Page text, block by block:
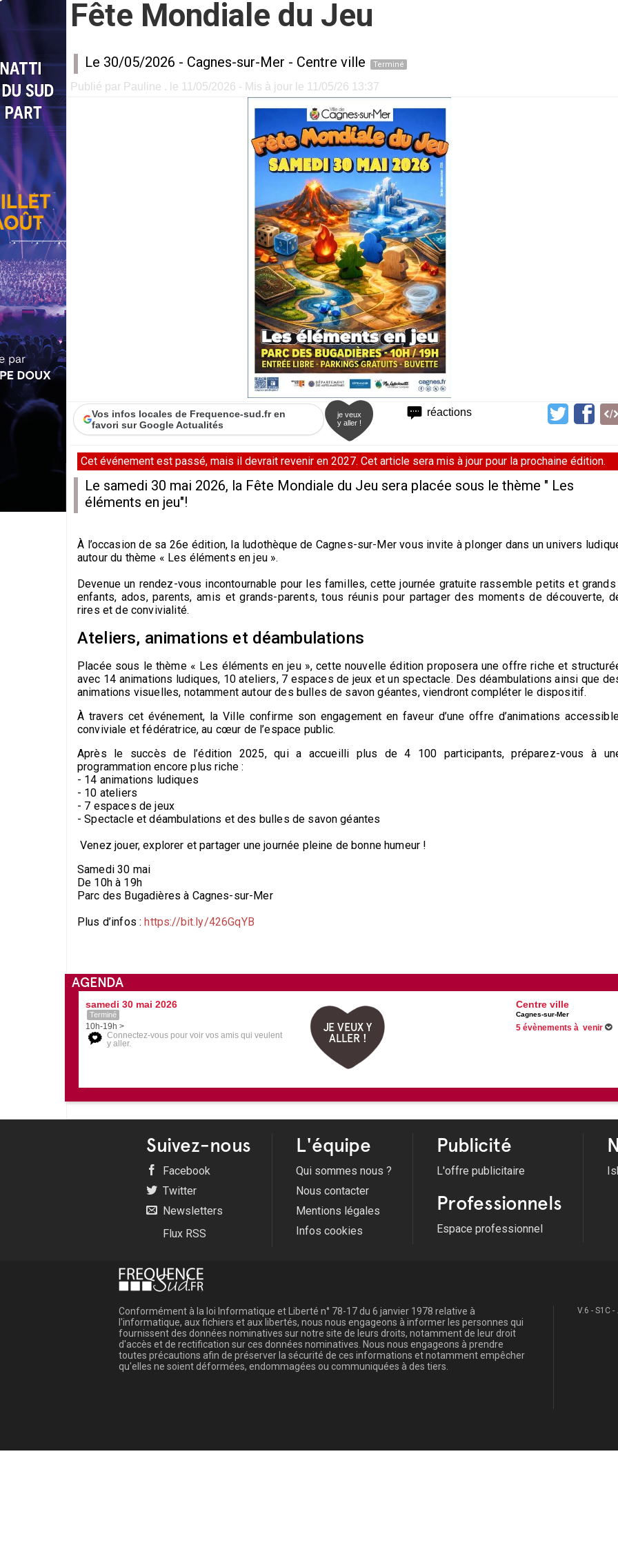
Fête Mondiale du Jeu
Le 30/05/2026 - Cagnes-sur-Mer - Centre ville Terminé
Publié par Pauline . le 11/05/2026 - Mis à jour le 11/05/26 13:37
réactions
Vos infos locales de Frequence-sud.fr en
favori sur Google Actualités
je veux
y aller !
Cet événement est passé, mais il devrait revenir en 2027. Cet article sera mis à jour pour la prochaine édition.
Le samedi 30 mai 2026, la Fête Mondiale du Jeu sera placée sous le thème " Les
éléments en jeu"!
À l’occasion de sa 26e édition, la ludothèque de Cagnes-sur-Mer vous invite à plonger dans un univers
autour du thème « Les éléments en jeu ».
Devenue un rendez-vous incontournable pour les familles, cette journée gratuite rassemble petits et grands
enfants, ados, parents, amis et grands-parents, tous réunis pour partager des moments de découverte,
rires et de convivialité.
Ateliers, animations et déambulations
Placée sous le thème « Les éléments en jeu », cette nouvelle édition proposera une offre riche et
avec 14 animations ludiques, 10 ateliers, 7 espaces de jeux et un spectacle. Des déambulations ainsi que
animations visuelles, notamment autour des bulles de savon géantes, viendront compléter le dispositif.
À travers cet événement, la Ville confirme son engagement en faveur d’uneoffre d’animations
conviviale et fédératrice, au cœur de l’espace public.
Après le succès de l’édition 2025, qui a accueilli plus de 4 100 participants, préparez-vous à
programmation encore plus riche :
- 14 animations ludiques
- 10 ateliers
- 7 espaces de jeux
- Spectacle et déambulations et des bulles de savon géantes
Venez jouer, explorer et partager une journée pleine de bonne humeur !
Samedi 30 mai
De 10h à 19h
Parc des Bugadières à Cagnes-sur-Mer
Plus d’infos :https://bit.ly/426GqYB
AGENDA
samedi 30 mai 2026
Terminé
10h-19h >
Connectez-vous pour voir vos amis qui veulent
y aller.
JE VEUX Y
ALLER !
Centre ville
Cagnes-sur-Mer
5 évènements à venir
Suivez-nous
Facebook
Twitter
Newsletters
Flux RSS
L'équipe
Qui sommes nous ?
Nous contacter
Mentions légales
Infos cookies
Publicité
L'offre publicitaire
Professionnels
Espace professionnel
Conformément à la loi Informatique et Liberté n° 78-17 du 6 janvier 1978 relative à
l'informatique, aux fichiers et aux libertés, nous nous engageons à informer les personnes qui
fournissent des données nominatives sur notre site de leurs droits, notamment de leur droit
d'accès et de rectification sur ces données nominatives. Nous nous engageons à prendre
toutes précautions afin de préserver la sécurité de ces informations et notamment empêcher
qu'elles ne soient déformées, endommagées ou communiquées à des tiers.
V.6 - S1C